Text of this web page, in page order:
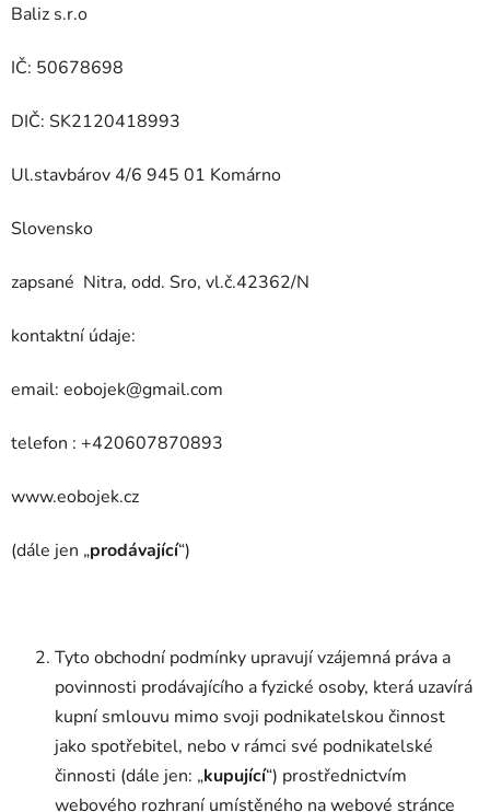
Baliz s.r.o
IČ: 50678698
DIČ: SK2120418993
Ul.stavbárov 4/6 945 01 Komárno
Slovensko
zapsané Nitra, odd. Sro, vl.č.42362/N
kontaktní údaje:
email: eobojek@gmail.com
telefon : +420607870893
www.eobojek.cz
(dále jen „prodávající“)
Tyto obchodní podmínky upravují vzájemná práva a
povinnosti prodávajícího a fyzické osoby, která uzavírá
kupní smlouvu mimo svoji podnikatelskou činnost
jako spotřebitel, nebo v rámci své podnikatelské
činnosti (dále jen: „kupující“) prostřednictvím
webového rozhraní umístěného na webové stránce